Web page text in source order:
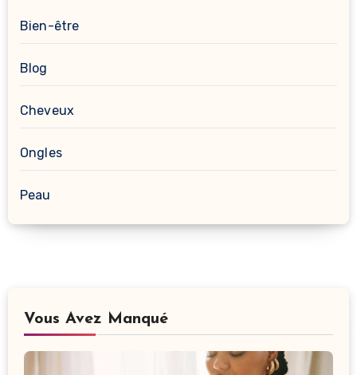
Bien-être
Blog
Cheveux
Ongles
Peau
Vous Avez Manqué